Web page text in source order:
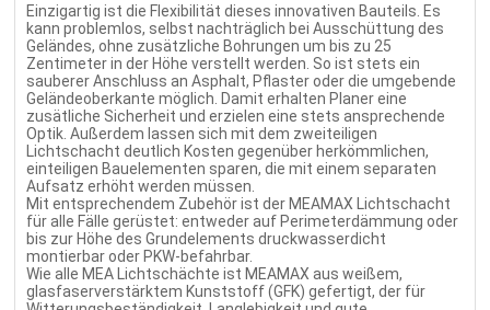
Einzigartig ist die Flexibilität dieses innovativen Bauteils. Es
kann problemlos, selbst nachträglich bei Ausschüttung des
Geländes, ohne zusätzliche Bohrungen um bis zu 25
Zentimeter in der Höhe verstellt werden. So ist stets ein
sauberer Anschluss an Asphalt, Pflaster oder die umgebende
Geländeoberkante möglich. Damit erhalten Planer eine
zusätliche Sicherheit und erzielen eine stets ansprechende
Optik. Außerdem lassen sich mit dem zweiteiligen
Lichtschacht deutlich Kosten gegenüber herkömmlichen,
einteiligen Bauelementen sparen, die mit einem separaten
Aufsatz erhöht werden müssen.
Mit entsprechendem Zubehör ist der MEAMAX Lichtschacht
für alle Fälle gerüstet: entweder auf Perimeterdämmung oder
bis zur Höhe des Grundelements druckwasserdicht
montierbar oder PKW-befahrbar.
Wie alle MEA Lichtschächte ist MEAMAX aus weißem,
glasfaserverstärktem Kunststoff (GFK) gefertigt, der für